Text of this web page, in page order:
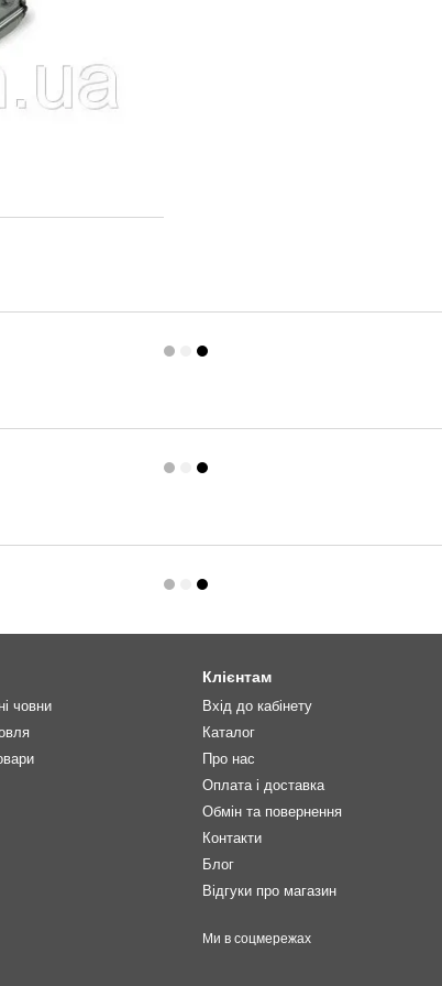
човни
Клієнтам
Вхід до кабінету
Каталог
Про нас
Оплата і доставка
Обмін та повернення
Контакти
Блог
Відгуки про магазин
Ми в соцмережах